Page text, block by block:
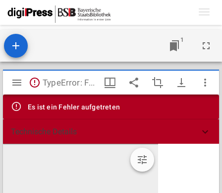
1
Mirador
Viewer
TypeError: Failed to fetch
Es ist ein Fehler aufgetreten
Technische Details